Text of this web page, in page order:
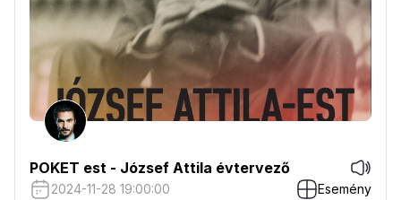
POKET est - József Attila évtervező
2024-11-28 19:00:00 Esemény